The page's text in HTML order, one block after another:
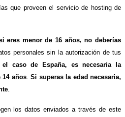
que proveen el servicio de hosting de
eres menor de 16 años, no deberías
personales sin la autorización de tus
el caso de España, es necesaria la
14 años.Si superas la edad necesaria,
los datos enviados a través de este